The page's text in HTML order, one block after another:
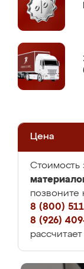
Цена
Стоимость
8 (800)
8 (926)